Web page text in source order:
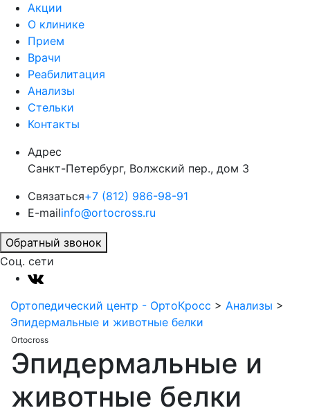
Акции
О клинике
Прием
Врачи
Реабилитация
Анализы
Стельки
Контакты
Адрес
Санкт-Петербург, Волжский пер., дом 3
Связаться+7 (812) 986-98-91
E-mailinfo@ortocross.ru
Обратный звонок
Соц. сети
Ортопедический центр - ОртоКросс > Анализы >
Эпидермальные и животные белки
Ortocross
Эпидермальные и
животные белки